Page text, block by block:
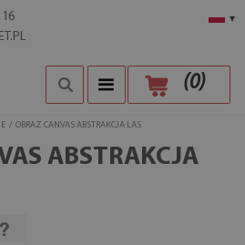
▾
(0)
/ OBRAZ CANVAS ABSTRAKCJA LAS
ABSTRAKCJA